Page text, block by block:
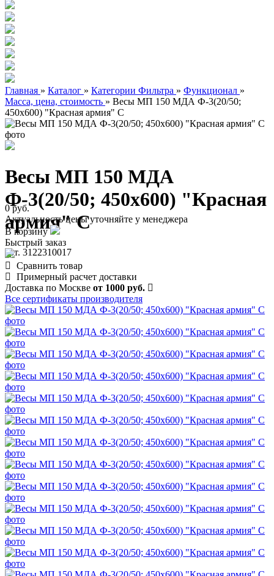
Главная » Каталог » Категории Фильтра » Функционал »
Масса, цена, стоимость » Весы МП 150 МДА Ф-3(20/50;
450х600) "Красная армия" C
Весы МП 150 МДА
Ф-3(20/50; 450х600) "Красная
армия" C
арт. 3122310017
0 руб.
Актуальность цены уточняйте у менеджера
В корзину
Быстрый заказ
Сравнить товар
Примерный расчет доставки
Доставка по Москве от 1000 руб.
Все сертификаты производителя